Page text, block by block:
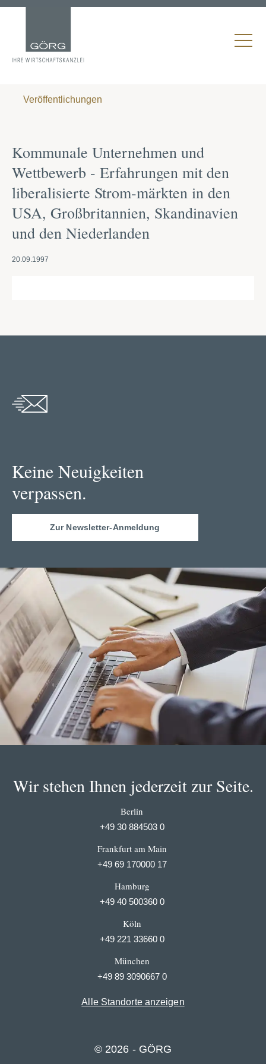
Veröffentlichungen
Kommunale Unternehmen und
Wettbewerb - Erfahrungen mit den
liberalisierte Strom-märkten in den
USA, Großbritannien, Skandinavien
und den Niederlanden
20.09.1997
Keine Neuigkeiten
verpassen.
Zur Newsletter-Anmeldung
Wir stehen Ihnen jederzeit zur Seite.
Berlin
+49 30 884503 0
Frankfurt am Main
+49 69 170000 17
Hamburg
+49 40 500360 0
Köln
+49 221 33660 0
München
+49 89 3090667 0
Alle Standorte anzeigen
© 2026 - GÖRG